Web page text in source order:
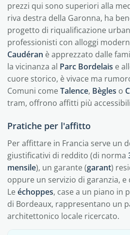
prezzi qui sono superiori alla
riva destra della Garonna, ha
progetto di riqualificazione
professionisti con alloggi
Caudéran è apprezzato dalle
la vicinanza al Parc Bordelais e
cuore storico, è vivace ma
Comuni comeTalence, Bègles o
tram, offrono affitti più
Pratiche per l'affitto
Per affittare in Francia serve un
giustificativi di reddito (di norma
mensile), un garante (garant)
oppure un servizio di garanzia,
Leéchoppes, case a un piano in
di Bordeaux, rappresentano un
architettonico locale ricercato.